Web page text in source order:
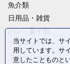
魚介類
日用品・雑貨
パン・菓子類
フルーツ
ファッション
当サイトでは、サ
用しています。サ
意したことものと